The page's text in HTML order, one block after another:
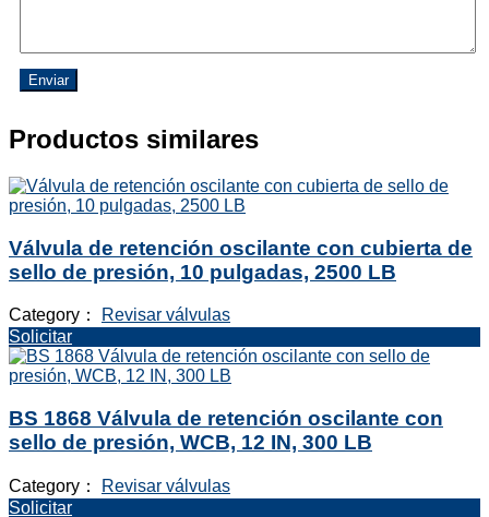
Enviar
Productos similares
Válvula de retención oscilante con cubierta de
sello de presión, 10 pulgadas, 2500 LB
Category：
Revisar válvulas
Solicitar
BS 1868 Válvula de retención oscilante con
sello de presión, WCB, 12 IN, 300 LB
Category：
Revisar válvulas
Solicitar